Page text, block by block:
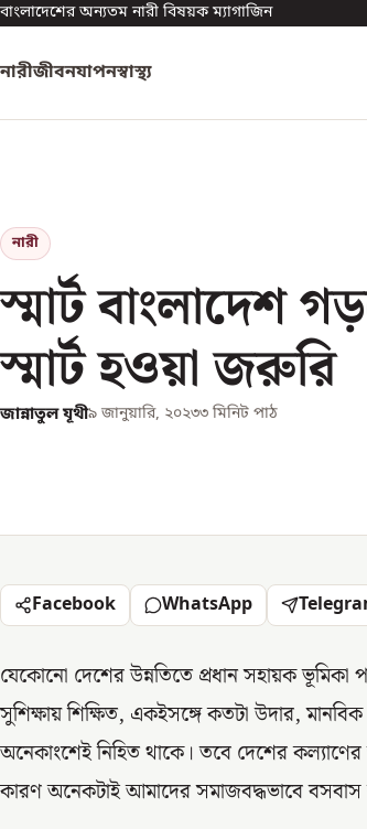
বাংলাদেশের অন্যতম নারী বিষয়ক ম্যাগাজিন
নারীজীবনযাপনস্বাস্থ্য
নারী
স্মার্ট বাংলাদেশ
স্মার্ট হওয়া জরুরি
জান্নাতুল যূথী৯ জানুয়ারি, ২০২৩৩ মিনিট পাঠ
Facebook WhatsApp
যেকোনো দেশের উন্নতিতে প্রধান সহায়ক
সুশিক্ষায় শিক্ষিত, একইসঙ্গে কতটা উদার,
অনেকাংশেই নিহিত থাকে। তবে দেশের
কারণ অনেকটাই আমাদের সমাজবদ্ধভাবে বসবাস